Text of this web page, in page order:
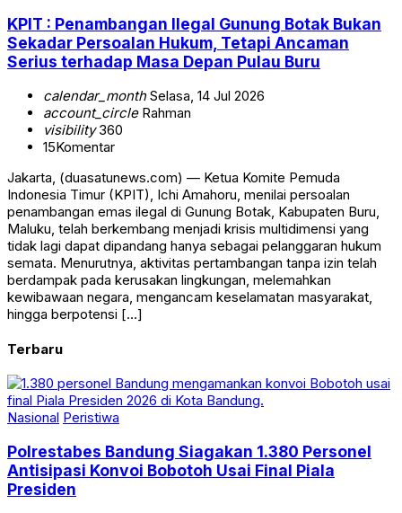
KPIT : Penambangan Ilegal Gunung Botak Bukan
Sekadar Persoalan Hukum, Tetapi Ancaman
Serius terhadap Masa Depan Pulau Buru
calendar_monthSelasa, 14 Jul 2026
account_circleRahman
visibility360
15Komentar
Jakarta, (duasatunews.com) — Ketua Komite Pemuda
Indonesia Timur (KPIT), Ichi Amahoru, menilai persoalan
penambangan emas ilegal di Gunung Botak, Kabupaten Buru,
Maluku, telah berkembang menjadi krisis multidimensi yang
tidak lagi dapat dipandang hanya sebagai pelanggaran hukum
semata. Menurutnya, aktivitas pertambangan tanpa izin telah
berdampak pada kerusakan lingkungan, melemahkan
kewibawaan negara, mengancam keselamatan masyarakat,
hingga berpotensi […]
Terbaru
Nasional Peristiwa
Polrestabes Bandung Siagakan 1.380 Personel
Antisipasi Konvoi Bobotoh Usai Final Piala
Presiden